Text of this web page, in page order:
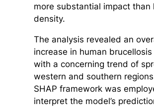
more substantial impact than
density.
The analysis revealed an
increase in human brucellosis
with a concerning trend of
western and southern
SHAP framework was
interpret the model’s